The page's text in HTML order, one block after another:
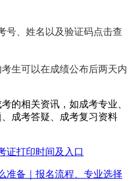
、姓名以及验证码点击查
可以在成绩公布后两天内
的相关资讯，如成考专业、
成考答疑、成考复习资料
证打印时间及入口
准备｜报名流程、专业选择